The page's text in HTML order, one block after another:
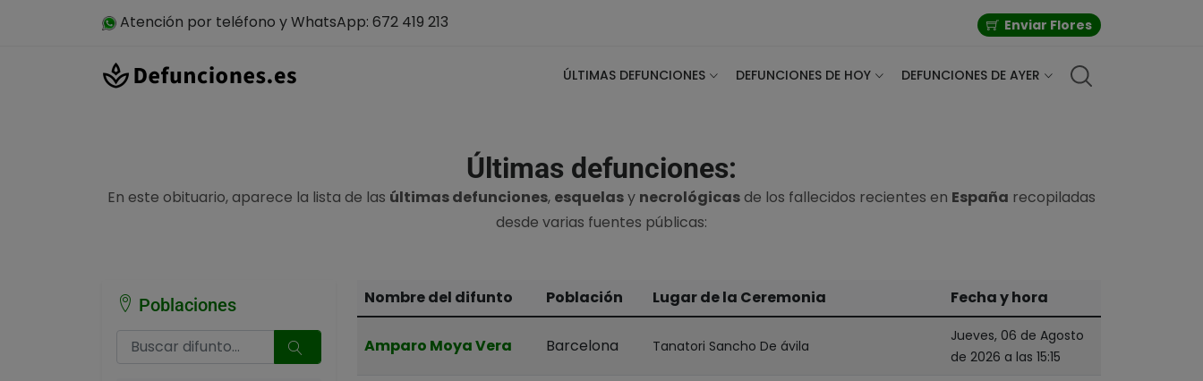
Atención por teléfono y WhatsApp: 672 419 213 Enviar Flores
ÚLTIMAS DEFUNCIONES DEFUNCIONES DE HOY DEFUNCIONES DE AYER
Últimas defunciones:
En este obituario, aparece la lista de las últimas defunciones, esquelasy necrológicasde los fallecidos recientes en España recopiladas
desde varias fuentes públicas:
Poblaciones Nombre del difunto Población Lugar de la Ceremonia Fecha y hora
Amparo Moya Vera Barcelona Tanatori Sancho De ávila
Jueves, 06 de Agosto
de 2026 a las 15:15